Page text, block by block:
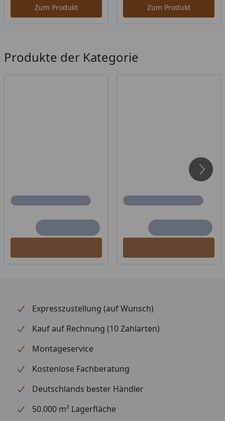
Zum Produkt Zum Produkt
Produkte der Kategorie
Expresszustellung (auf Wunsch)
Kauf auf Rechnung (10 Zahlarten)
Montageservice
Kostenlose Fachberatung
Deutschlands bester Händler
50.000 m² Lagerfläche